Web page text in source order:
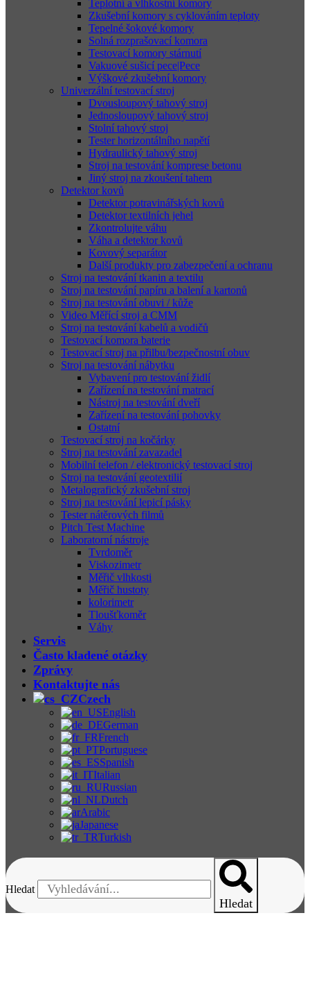
Teplotní a vlhkostní komory
Zkušební komory s cyklováním teploty
Tepelné šokové komory
Solná rozprašovací komora
Testovací komory stárnutí
Vakuové sušicí pece|Pece
Výškové zkušební komory
Univerzální testovací stroj
Dvousloupový tahový stroj
Jednosloupový tahový stroj
Stolní tahový stroj
Tester horizontálního napětí
Hydraulický tahový stroj
Stroj na testování komprese betonu
Jiný stroj na zkoušení tahem
Detektor kovů
Detektor potravinářských kovů
Detektor textilních jehel
Zkontrolujte váhu
Váha a detektor kovů
Kovový separátor
Další produkty pro zabezpečení a ochranu
Stroj na testování tkanin a textilu
Stroj na testování papíru a balení a kartonů
Stroj na testování obuvi / kůže
Video Měřící stroj a CMM
Stroj na testování kabelů a vodičů
Testovací komora baterie
Testovací stroj na přilbu/bezpečnostní obuv
Stroj na testování nábytku
Vybavení pro testování židlí
Zařízení na testování matrací
Nástroj na testování dveří
Zařízení na testování pohovky
Ostatní
Testovací stroj na kočárky
Stroj na testování zavazadel
Mobilní telefon / elektronický testovací stroj
Stroj na testování geotextilií
Metalografický zkušební stroj
Stroj na testování lepicí pásky
Tester nátěrových filmů
Pitch Test Machine
Laboratorní nástroje
Tvrdoměr
Viskozimetr
Měřič vlhkosti
Měřič hustoty
kolorimetr
Tloušťkoměr
Váhy
Servis
Často kladené otázky
Zprávy
Kontaktujte nás
Czech
English
German
French
Portuguese
Spanish
Italian
Russian
Dutch
Arabic
Japanese
Turkish
Hledat
Hledat